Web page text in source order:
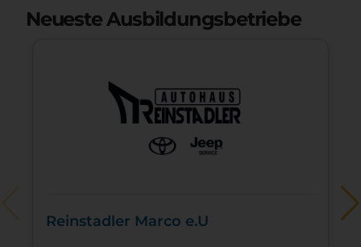
Neueste Ausbildungsbetriebe
Reinstadler Marco e.U